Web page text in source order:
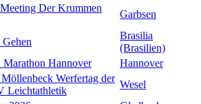
Der Krummen
Garbsen
Brasilia
(Brasilien)
Hannover
Hannover
Werfertag der
Leichtathletik
Wesel